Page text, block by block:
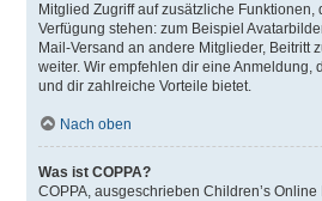
Mitglied Zugriff auf zusätzliche Funktionen,
Verfügung stehen: zum Beispiel
Mail-Versand an andere Mitglieder, Beitritt
weiter. Wir empfehlen dir eine Anmeldung,
und dir zahlreiche Vorteile bietet.
Nach oben
Was ist COPPA?
COPPA, ausgeschrieben Children’s